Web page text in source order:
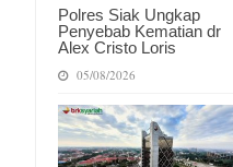
Polres Siak Ungkap
Penyebab Kematian dr
Alex Cristo Loris
05/08/2026